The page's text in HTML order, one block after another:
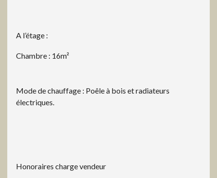
A l’étage :
Chambre : 16m²
Mode de chauffage : Poêle à bois et radiateurs
électriques.
Honoraires charge vendeur